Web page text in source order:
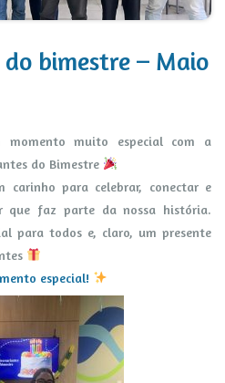
bimestre – Maio
muito especial com a
do Bimestre
carinho para celebrar, conectar e
que faz parte da nossa história.
para todos e, claro, um presente
especial!